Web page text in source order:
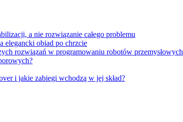
a nie rozwiązanie całego problemu
elegancki obiad po chrzcie
rozwiązań w programowaniu robotów przemysłowych
i jakie zabiegi wchodzą w jej skład?